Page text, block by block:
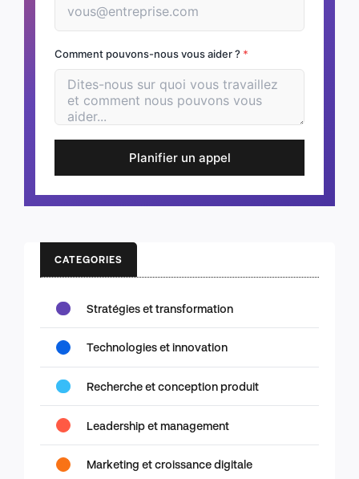
Comment pouvons-nous vous aider ? *
Planifier un appel
CATEGORIES
Stratégies et transformation
Technologies et innovation
Recherche et conception produit
Leadership et management
Marketing et croissance digitale